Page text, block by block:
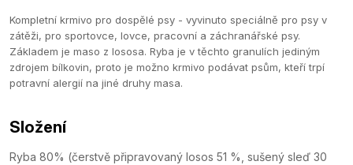
Kompletní krmivo pro dospělé psy - vyvinuto speciálně pro psy v
zátěži, pro sportovce, lovce, pracovní a záchranářské psy.
Základem je maso z lososa. Ryba je v těchto granulích jediným
zdrojem bílkovin, proto je možno krmivo podávat psům, kteří trpí
potravní alergií na jiné druhy masa.
Složení
Ryba 80% (čerstvě připravovaný losos 51 %, sušený sleď 30